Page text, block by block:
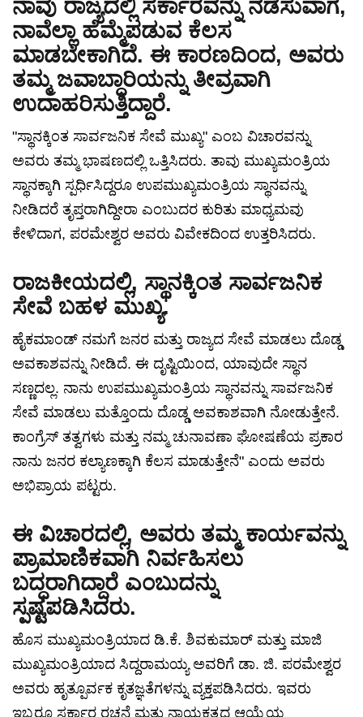
ನಾವು ರಾಜ್ಯದಲ್ಲಿ ಸರ್ಕಾರವನ್ನು ನಡೆಸುವಾಗ,
ನಾವೆಲ್ಲಾ ಹೆಮ್ಮೆಪಡುವ ಕೆಲಸ
ಮಾಡಬೇಕಾಗಿದೆ. ಈ ಕಾರಣದಿಂದ, ಅವರು
ತಮ್ಮ ಜವಾಬ್ದಾರಿಯನ್ನು ತೀವ್ರವಾಗಿ
ಉದಾಹರಿಸುತ್ತಿದ್ದಾರೆ.
"ಸ್ಥಾನಕ್ಕಿಂತ ಸಾರ್ವಜನಿಕ ಸೇವೆ ಮುಖ್ಯ" ಎಂಬ ವಿಚಾರವನ್ನು
ಅವರು ತಮ್ಮ ಭಾಷಣದಲ್ಲಿ ಒತ್ತಿಸಿದರು. ತಾವು ಮುಖ್ಯಮಂತ್ರಿಯ
ಸ್ಥಾನಕ್ಕಾಗಿ ಸ್ಪರ್ಧಿಸಿದ್ದರೂ ಉಪಮುಖ್ಯಮಂತ್ರಿಯ ಸ್ಥಾನವನ್ನು
ನೀಡಿದರೆ ತೃಪ್ತರಾಗಿದ್ದೀರಾ ಎಂಬುದರ ಕುರಿತು ಮಾಧ್ಯಮವು
ಕೇಳಿದಾಗ, ಪರಮೇಶ್ವರ ಅವರು ವಿವೇಕದಿಂದ ಉತ್ತರಿಸಿದರು.
ರಾಜಕೀಯದಲ್ಲಿ, ಸ್ಥಾನಕ್ಕಿಂತ ಸಾರ್ವಜನಿಕ
ಸೇವೆ ಬಹಳ ಮುಖ್ಯ.
ಹೈಕಮಾಂಡ್ ನಮಗೆ ಜನರ ಮತ್ತು ರಾಜ್ಯದ ಸೇವೆ ಮಾಡಲು ದೊಡ್ಡ
ಅವಕಾಶವನ್ನು ನೀಡಿದೆ. ಈ ದೃಷ್ಟಿಯಿಂದ, ಯಾವುದೇ ಸ್ಥಾನ
ಸಣ್ಣದಲ್ಲ. ನಾನು ಉಪಮುಖ್ಯಮಂತ್ರಿಯ ಸ್ಥಾನವನ್ನು ಸಾರ್ವಜನಿಕ
ಸೇವೆ ಮಾಡಲು ಮತ್ತೊಂದು ದೊಡ್ಡ ಅವಕಾಶವಾಗಿ ನೋಡುತ್ತೇನೆ.
ಕಾಂಗ್ರೆಸ್ ತತ್ವಗಳು ಮತ್ತು ನಮ್ಮ ಚುನಾವಣಾ ಘೋಷಣೆಯ ಪ್ರಕಾರ
ನಾನು ಜನರ ಕಲ್ಯಾಣಕ್ಕಾಗಿ ಕೆಲಸ ಮಾಡುತ್ತೇನೆ" ಎಂದು ಅವರು
ಅಭಿಪ್ರಾಯ ಪಟ್ಟರು.
ಈ ವಿಚಾರದಲ್ಲಿ, ಅವರು ತಮ್ಮ ಕಾರ್ಯವನ್ನು
ಪ್ರಾಮಾಣಿಕವಾಗಿ ನಿರ್ವಹಿಸಲು
ಬದ್ಧರಾಗಿದ್ದಾರೆ ಎಂಬುದನ್ನು
ಸ್ಪಷ್ಟಪಡಿಸಿದರು.
ಹೊಸ ಮುಖ್ಯಮಂತ್ರಿಯಾದ ಡಿ.ಕೆ. ಶಿವಕುಮಾರ್ ಮತ್ತು ಮಾಜಿ
ಮುಖ್ಯಮಂತ್ರಿಯಾದ ಸಿದ್ದರಾಮಯ್ಯ ಅವರಿಗೆ ಡಾ. ಜಿ. ಪರಮೇಶ್ವರ
ಅವರು ಹೃತ್ಪೂರ್ವಕ ಕೃತಜ್ಞತೆಗಳನ್ನು ವ್ಯಕ್ತಪಡಿಸಿದರು. ಇವರು
ಇಬ್ಬರೂ ಸರ್ಕಾರ ರಚನೆ ಮತ್ತು ನಾಯಕತ್ವದ ಆಯ್ಕೆಯ